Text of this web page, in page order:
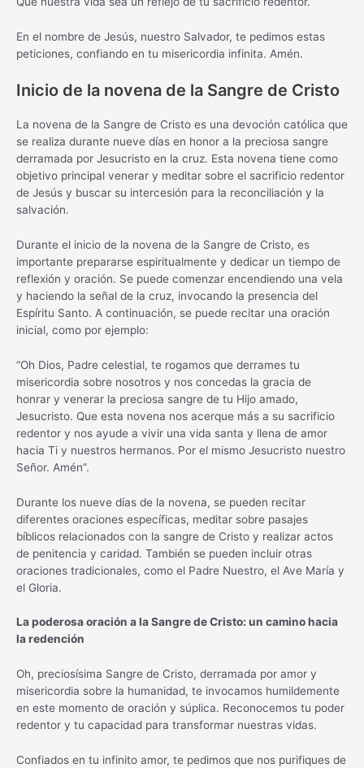
En el nombre de Jesús, nuestro Salvador, te pedimos estas
peticiones, confiando en tu misericordia infinita. Amén.
Inicio de la novena de la Sangre de Cristo
La novena de la Sangre de Cristo es una devoción católica que
se realiza durante nueve días en honor a la preciosa sangre
derramada por Jesucristo en la cruz. Esta novena tiene como
objetivo principal venerar y meditar sobre el sacrificio redentor
de Jesús y buscar su intercesión para la reconciliación y la
salvación.
Durante el inicio de la novena de la Sangre de Cristo, es
importante prepararse espiritualmente y dedicar un tiempo de
reflexión y oración. Se puede comenzar encendiendo una vela
y haciendo la señal de la cruz, invocando la presencia del
Espíritu Santo. A continuación, se puede recitar una oración
inicial, como por ejemplo:
“Oh Dios, Padre celestial, te rogamos que derrames tu
misericordia sobre nosotros y nos concedas la gracia de
honrar y venerar la preciosa sangre de tu Hijo amado,
Jesucristo. Que esta novena nos acerque más a su sacrificio
redentor y nos ayude a vivir una vida santa y llena de amor
hacia Ti y nuestros hermanos. Por el mismo Jesucristo nuestro
Señor. Amén”.
Durante los nueve días de la novena, se pueden recitar
diferentes oraciones específicas, meditar sobre pasajes
bíblicos relacionados con la sangre de Cristo y realizar actos
de penitencia y caridad. También se pueden incluir otras
oraciones tradicionales, como el Padre Nuestro, el Ave María y
el Gloria.
La poderosa oración a la Sangre de Cristo: un camino hacia
la redención
Oh, preciosísima Sangre de Cristo, derramada por amor y
misericordia sobre la humanidad, te invocamos humildemente
en este momento de oración y súplica. Reconocemos tu poder
redentor y tu capacidad para transformar nuestras vidas.
Confiados en tu infinito amor, te pedimos que nos purifiques de